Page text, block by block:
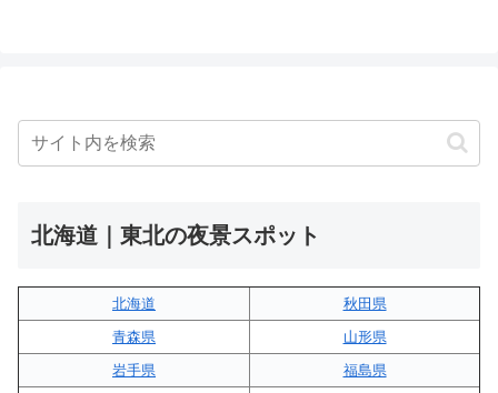
北海道｜東北の夜景スポット
北海道
秋田県
青森県
山形県
岩手県
福島県